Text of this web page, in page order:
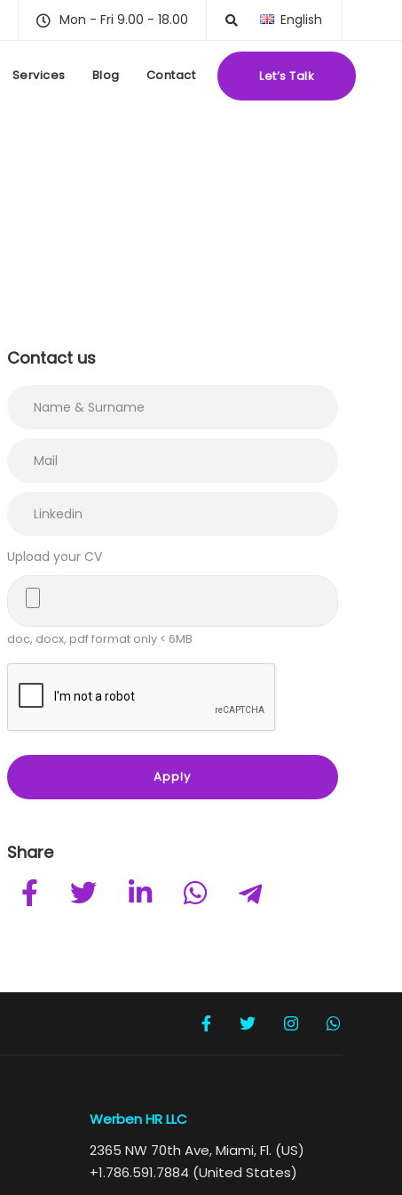
Mon - Fri 9.00 - 18.00 English
Services Blog Contact Let’s Talk
Contact us
Upload your CV
doc, docx, pdf format only < 6MB
Share
Werben HR LLC
2365 NW 70th Ave, Miami, Fl. (US)
+1.786.591.7884 (United States)